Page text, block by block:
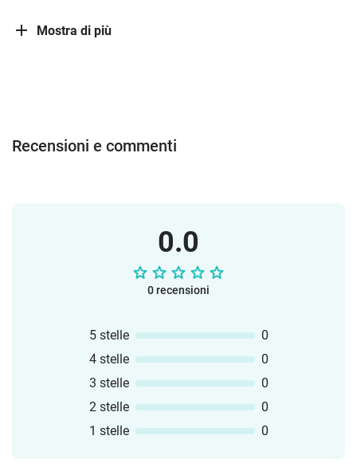
Mostra di più
Recensioni e commenti
0.0
0 recensioni
5 stelle
0
4 stelle
0
3 stelle
0
2 stelle
0
1 stelle
0